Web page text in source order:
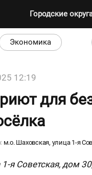
Городские
Экономика
12:19
для
м.о. Шаховская, улица 1-я
я Советская, дом